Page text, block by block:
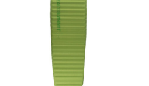
Sea to Summit | Isomatte
"Comfort Light Self Inflating